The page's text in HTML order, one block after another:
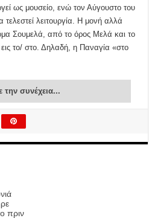
ως μουσείο, ενώ τον Αύγουστο του
λειτουργία. Η μονή αλλά
Σουμελά, από το όρος Μελά και το
το/ στο. Δηλαδή, η Παναγία «στο
την συνέχεια...
πριν